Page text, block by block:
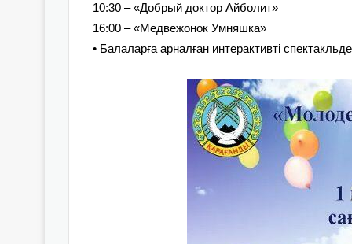
10:30 – «Добрый доктор Айболит»
16:00 – «Медвежонок Умняшка»
• Балаларға арналған интерактивті